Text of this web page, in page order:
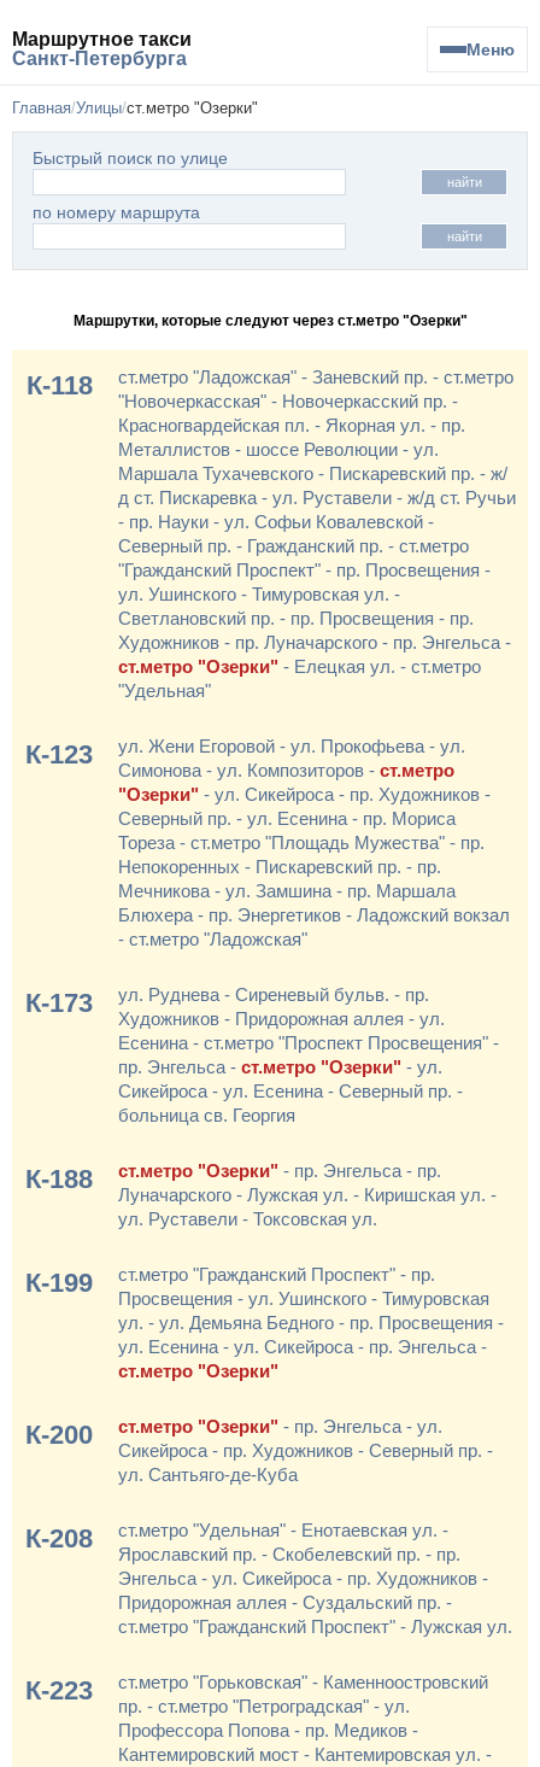
Маршрутное такси
Санкт-Петербурга
Меню
Главная Улицы ст.метро "Озерки"
Быстрый поиск по улице
найти
по номеру маршрута
найти
Маршрутки, которые следуют через ст.метро "Озерки"
К-118
ст.метро "Ладожская" - Заневский пр. - ст.метро
"Новочеркасская" - Новочеркасский пр. -
Красногвардейская пл. - Якорная ул. - пр.
Металлистов - шоссе Революции - ул.
Маршала Тухачевского - Пискаревский пр. - ж/
д ст. Пискаревка - ул. Руставели - ж/д ст. Ручьи
- пр. Науки - ул. Софьи Ковалевской -
Северный пр. - Гражданский пр. - ст.метро
"Гражданский Проспект" - пр. Просвещения -
ул. Ушинского - Тимуровская ул. -
Светлановский пр. - пр. Просвещения - пр.
Художников - пр. Луначарского - пр. Энгельса -
ст.метро "Озерки" - Елецкая ул. - ст.метро
"Удельная"
К-123
ул. Жени Егоровой - ул. Прокофьева - ул.
Симонова - ул. Композиторов - ст.метро
"Озерки" - ул. Сикейроса - пр. Художников -
Северный пр. - ул. Есенина - пр. Мориса
Тореза - ст.метро "Площадь Мужества" - пр.
Непокоренных - Пискаревский пр. - пр.
Мечникова - ул. Замшина - пр. Маршала
Блюхера - пр. Энергетиков - Ладожский вокзал
- ст.метро "Ладожская"
К-173
ул. Руднева - Сиреневый бульв. - пр.
Художников - Придорожная аллея - ул.
Есенина - ст.метро "Проспект Просвещения" -
пр. Энгельса - ст.метро "Озерки" - ул.
Сикейроса - ул. Есенина - Северный пр. -
больница св. Георгия
К-188 ст.метро "Озерки" - пр. Энгельса - пр.
Луначарского - Лужская ул. - Киришская ул. -
ул. Руставели - Токсовская ул.
К-199
ст.метро "Гражданский Проспект" - пр.
Просвещения - ул. Ушинского - Тимуровская
ул. - ул. Демьяна Бедного - пр. Просвещения -
ул. Есенина - ул. Сикейроса - пр. Энгельса -
ст.метро "Озерки"
К-200 ст.метро "Озерки" - пр. Энгельса - ул.
Сикейроса - пр. Художников - Северный пр. -
ул. Сантьяго-де-Куба
К-208
ст.метро "Удельная" - Енотаевская ул. -
Ярославский пр. - Скобелевский пр. - пр.
Энгельса - ул. Сикейроса - пр. Художников -
Придорожная аллея - Суздальский пр. -
ст.метро "Гражданский Проспект" - Лужская ул.
К-223
ст.метро "Горьковская" - Каменноостровский
пр. - ст.метро "Петроградская" - ул.
Профессора Попова - пр. Медиков -
Кантемировский мост - Кантемировская ул. -